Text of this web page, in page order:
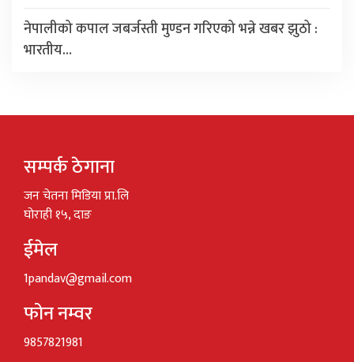
नेपालीको कपाल जबर्जस्ती मुण्डन गरिएको भन्ने खबर झुठो :
भारतीय…
सम्पर्क ठेगाना
जन चेतना मिडिया प्रा.लि
घोराही १५, दाङ
ईमेल
1pandav@gmail.com
फोन नम्वर
9857821981